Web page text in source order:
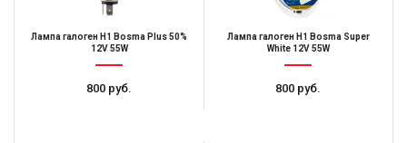
Лампа галоген H1 Bosma Plus 50%
12V 55W
800 руб.
Лампа галоген H1 Bosma Super
White 12V 55W
800 руб.